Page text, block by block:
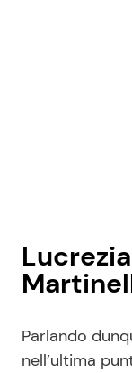
Parlando
nell’ultima